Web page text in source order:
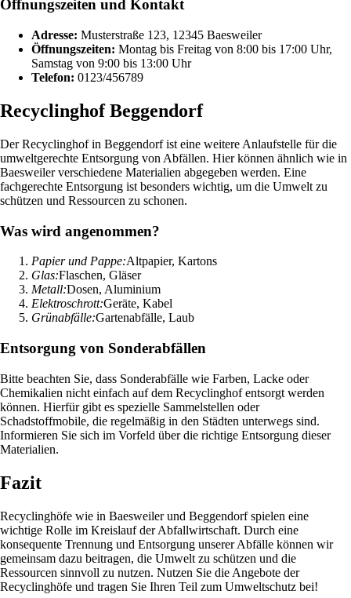
Öffnungszeiten und Kontakt
Adresse: Musterstraße 123, 12345 Baesweiler
Öffnungszeiten: Montag bis Freitag von 8:00 bis 17:00 Uhr,
Samstag von 9:00 bis 13:00 Uhr
Telefon: 0123/456789
Recyclinghof Beggendorf
Der Recyclinghof in Beggendorf ist eine weitere Anlaufstelle für die
umweltgerechte Entsorgung von Abfällen. Hier können ähnlich wie in
Baesweiler verschiedene Materialien abgegeben werden. Eine
fachgerechte Entsorgung ist besonders wichtig, um die Umwelt zu
schützen und Ressourcen zu schonen.
Was wird angenommen?
Papier und Pappe:Altpapier, Kartons
Glas:Flaschen, Gläser
Metall:Dosen, Aluminium
Elektroschrott:Geräte, Kabel
Grünabfälle:Gartenabfälle, Laub
Entsorgung von Sonderabfällen
Bitte beachten Sie, dass Sonderabfälle wie Farben, Lacke oder
Chemikalien nicht einfach auf dem Recyclinghof entsorgt werden
können. Hierfür gibt es spezielle Sammelstellen oder
Schadstoffmobile, die regelmäßig in den Städten unterwegs sind.
Informieren Sie sich im Vorfeld über die richtige Entsorgung dieser
Materialien.
Fazit
Recyclinghöfe wie in Baesweiler und Beggendorf spielen eine
wichtige Rolle im Kreislauf der Abfallwirtschaft. Durch eine
konsequente Trennung und Entsorgung unserer Abfälle können wir
gemeinsam dazu beitragen, die Umwelt zu schützen und die
Ressourcen sinnvoll zu nutzen. Nutzen Sie die Angebote der
Recyclinghöfe und tragen Sie Ihren Teil zum Umweltschutz bei!